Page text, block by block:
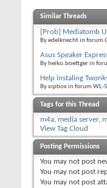
Similar Threads
[Prob] Mediatomb
By edelknecht in forum
Asus Speaker
By heiko.boettger in
Help instaling
By xipbox in forum WL-
Tags for this Thread
m4a, media server,
View Tag Cloud
Posting Permissions
You may not post
You may not post
You may not post